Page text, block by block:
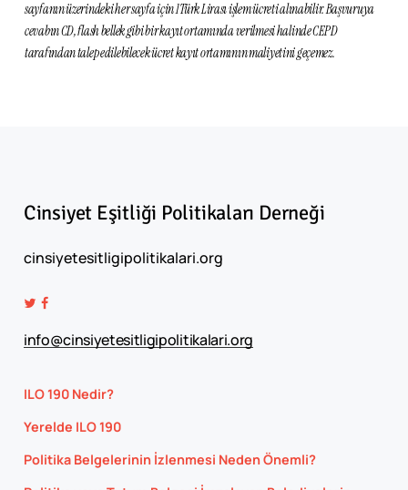
sayfanın üzerindeki her sayfa için 1 Türk Lirası işlem ücreti alınabilir. Başvuruya
cevabın CD, flash bellek gibi bir kayıt ortamında verilmesi halinde CEPD
tarafından talep edilebilecek ücret kayıt ortamının maliyetini geçemez.
Cinsiyet Eşitliği Politikaları Derneği
cinsiyetesitligipolitikalari.org
info@cinsiyetesitligipolitikalari.org
ILO 190 Nedir?
Yerelde ILO 190
Politika Belgelerinin İzlenmesi Neden Önemli?